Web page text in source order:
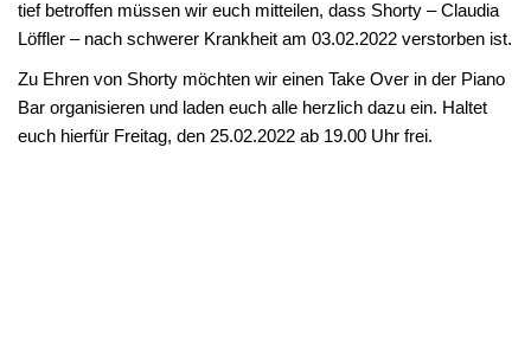
tief betroffen müssen wir euch mitteilen, dass Shorty – Claudia
Löffler – nach schwerer Krankheit am 03.02.2022 verstorben ist.
Zu Ehren von Shorty möchten wir einen Take Over in der Piano
Bar organisieren und laden euch alle herzlich dazu ein. Haltet
euch hierfür Freitag, den 25.02.2022 ab 19.00 Uhr frei.